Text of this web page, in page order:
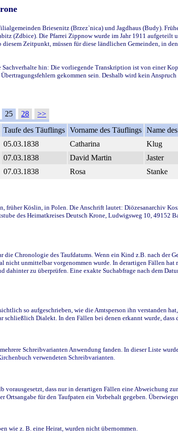
Briesenitz (Brzez`nica) und Jagdhaus (Budy).
(Zdbice). Die Pfarrei Zippnow wurde im Jahr 1911
Zeitpunkt, müssen für diese ländlichen Gemeinden, in
Sachverhalte hin: Die vorliegende Transkription ist von einer
gekommen sein. Deshalb wird kein Anspruch
25 28
>>
Taufe des Täuflings Vorname des Täuflings Name
05.03.1838 Catharina Klug
07.03.1838 David Martin Jaster
07.03.1838 Rosa Stanke
Köslin, in Polen. Die Anschrift lautet: Diözesanarchiv
des Heimatkreises Deutsch Krone, Ludwigsweg 10, 49152
Chronologie des Taufdatums. Wenn ein Kind z.B. nach der
nicht unmittelbar vorgenommen wurde. In derartigen Fällen
zu überprüfen. Eine exakte Suchabfrage nach dem
so aufgeschrieben, wie die Amtsperson ihn verstanden
schließlich Dialekt. In den Fällen bei denen erkannt wurde,
Schreibvarianten Anwendung fanden. In dieser Liste
verwendeten Schreibvarianten.
dass nur in derartigen Fällen eine Abweichung
für den Taufpaten ein Vorbehalt gegeben.
wie z. B. eine Heirat, wurden nicht übernommen.